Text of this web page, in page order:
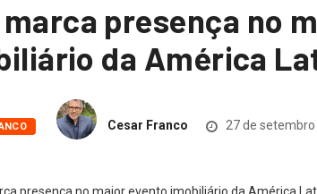
marca presença no
da América
Cesar Franco 27 de setembro